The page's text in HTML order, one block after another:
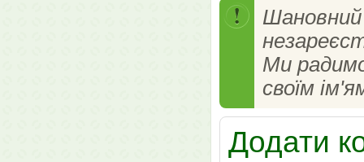
Шановний
Ми
своїм
Додати